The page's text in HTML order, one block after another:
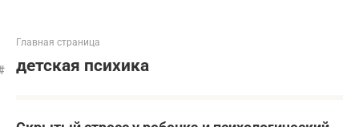
Главная страница
детская психика